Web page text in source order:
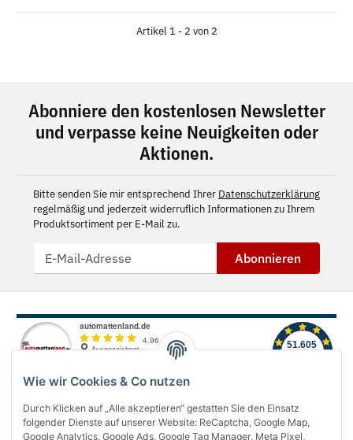
Wie wir Cookies & Co nutzen
Durch Klicken auf „Alle akzeptieren“ gestatten Sie den Einsatz
folgender Dienste auf unserer Website: ReCaptcha, Google Map,
Google Analytics, Google Ads, Google Tag Manager, Meta Pixel,
Artikel 1 - 2 von 2
Abonniere den kostenlosen Newsletter
und verpasse keine Neuigkeiten oder
Aktionen.
Bitte senden Sie mir entsprechend Ihrer Datenschutzerklärung
regelmäßig und jederzeit widerruflich Informationen zu Ihrem
Produktsortiment per E-Mail zu.
Abonnieren
Über uns